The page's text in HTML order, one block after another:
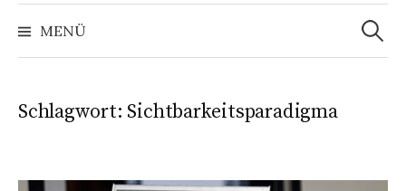
MENÜ
Suchen
nach:
Schlagwort: Sichtbarkeitsparadigma